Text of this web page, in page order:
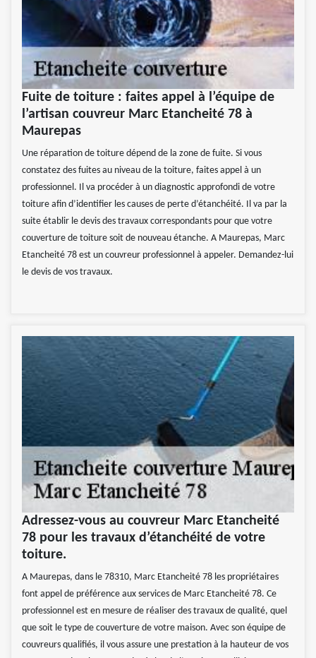
Fuite de toiture : faites appel à l’équipe de
l’artisan couvreur Marc Etancheité 78 à
Maurepas
Une réparation de toiture dépend de la zone de fuite. Si vous
constatez des fuites au niveau de la toiture, faites appel à un
professionnel. Il va procéder à un diagnostic approfondi de votre
toiture afin d’identifier les causes de perte d’étanchéité. Il va par la
suite établir le devis des travaux correspondants pour que votre
couverture de toiture soit de nouveau étanche. A Maurepas, Marc
Etancheité 78 est un couvreur professionnel à appeler. Demandez-lui
le devis de vos travaux.
Adressez-vous au couvreur Marc Etancheité
78 pour les travaux d’étanchéité de votre
toiture.
A Maurepas, dans le 78310, Marc Etancheité 78 les propriétaires
font appel de préférence aux services de Marc Etancheité 78. Ce
professionnel est en mesure de réaliser des travaux de qualité, quel
que soit le type de couverture de votre maison. Avec son équipe de
couvreurs qualifiés, il vous assure une prestation à la hauteur de vos